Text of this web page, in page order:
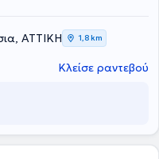
ΑΤΤΙΚΗ 1,8 km
Κλείσε ραντεβού